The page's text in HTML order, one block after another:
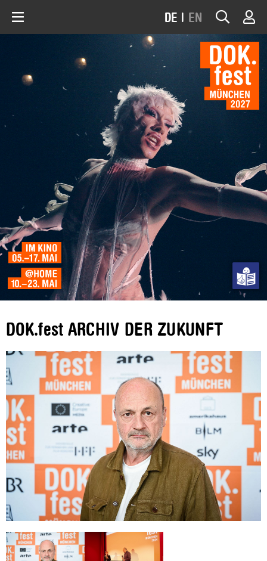
DE | EN
DOK.fest ARCHIV DER ZUKUNFT